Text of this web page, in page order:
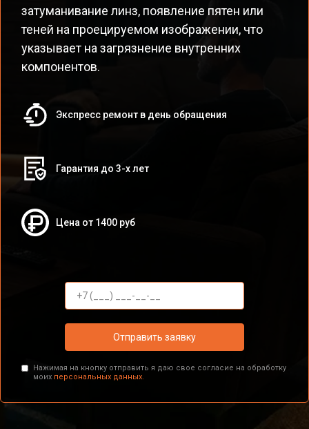
затуманивание линз, появление пятен или
теней на проецируемом изображении, что
указывает на загрязнение внутренних
компонентов.
Экспресс ремонт в день обращения
Гарантия до 3-х лет
Цена от 1400 руб
Отправить заявку
Нажимая на кнопку отправить я даю свое согласие на обработку
моих персональных данных.